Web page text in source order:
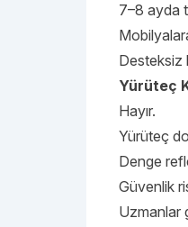
7–8 ayda
Desteksiz
Yürüteç
Hayır.
Yürüteç
Denge
Güvenlik
Uzmanlar